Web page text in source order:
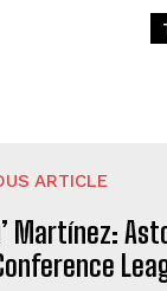
ARTICLE